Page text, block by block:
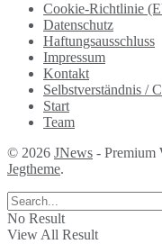
Cookie-Richtlinie
Datenschutz
Haftungsausschluss
Impressum
Kontakt
Selbstverständnis /
Start
Team
© 2026 JNews - Premium
Jegtheme.
No Result
View All Result